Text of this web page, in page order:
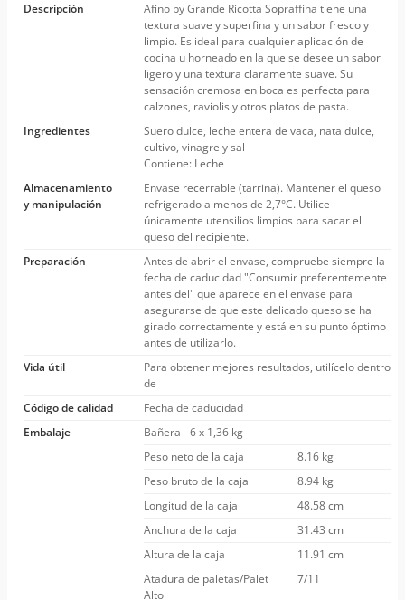
Descripción
Afino by Grande Ricotta Sopraffina tiene una
textura suave y superfina y un sabor fresco y
limpio. Es ideal para cualquier aplicación de
cocina u horneado en la que se desee un sabor
ligero y una textura claramente suave. Su
sensación cremosa en boca es perfecta para
calzones, raviolis y otros platos de pasta.
Ingredientes
Suero dulce, leche entera de vaca, nata dulce,
cultivo, vinagre y sal
Contiene: Leche
Almacenamiento
y manipulación
Envase recerrable (tarrina). Mantener el queso
refrigerado a menos de 2,7°C. Utilice
únicamente utensilios limpios para sacar el
queso del recipiente.
Preparación
Antes de abrir el envase, compruebe siempre la
fecha de caducidad "Consumir preferentemente
antes del" que aparece en el envase para
asegurarse de que este delicado queso se ha
girado correctamente y está en su punto óptimo
antes de utilizarlo.
Vida útil
Para obtener mejores resultados, utilícelo dentro
de
Código de calidad
Fecha de caducidad
Embalaje
Bañera - 6 x 1,36 kg
Peso neto de la caja
8.16 kg
Peso bruto de la caja
8.94 kg
Longitud de la caja
48.58 cm
Anchura de la caja
31.43 cm
Altura de la caja
11.91 cm
Atadura de paletas/Palet
Alto
7/11